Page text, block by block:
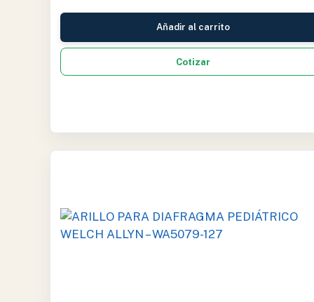
Añadir al carrito
Cotizar